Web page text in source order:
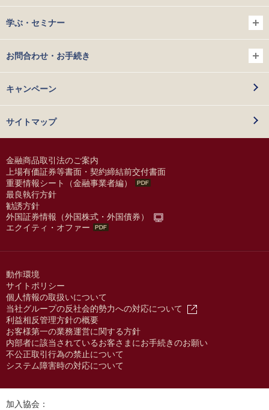
学ぶ・セミナー
お問合わせ・お手続き
キャンペーン
サイトマップ
金融商品取引法のご案内
上場有価証券等書面・契約締結前交付書面
重要情報シート（金融事業者編）
最良執行方針
勧誘方針
外国証券情報（外国株式・外国債券）
エクイティ・オファー
動作環境
サイトポリシー
個人情報の取扱いについて
当社グループの反社会的勢力への対応について
利益相反管理方針の概要
お客様第一の業務運営に関する方針
内部者に該当されているお客さまにお手続きのお願い
不公正取引行為の禁止について
システム障害時の対応について
加入協会：